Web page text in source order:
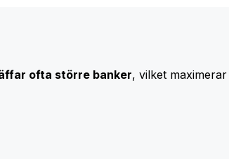
ofta större banker, vilket